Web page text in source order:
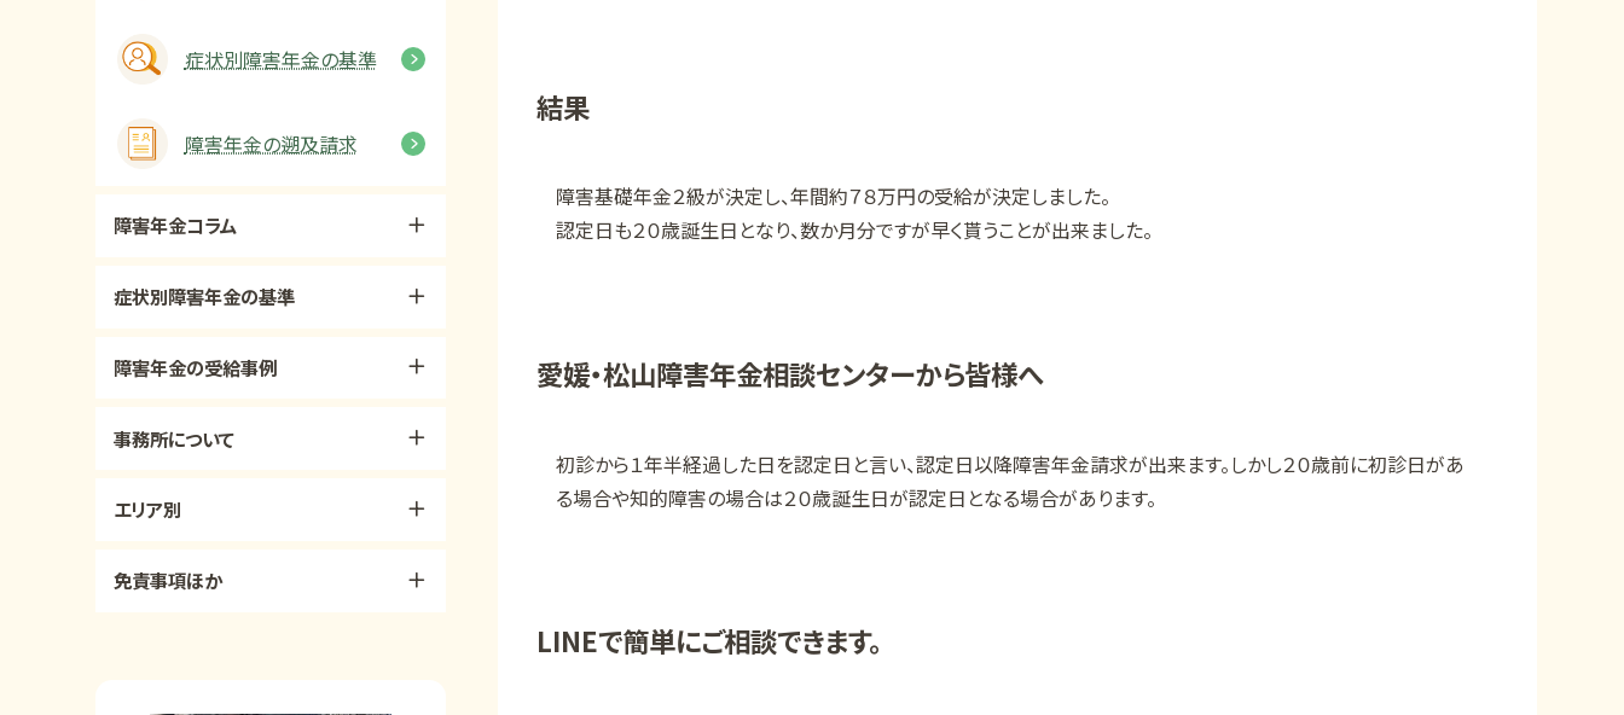
結果
障害基礎年金２級が決定し、年間約７８万円の受給が決定しました。
認定日も２０歳誕生日となり、数か月分ですが早く貰うことが出来ました。
愛媛・松山障害年金相談センターから皆様へ
初診から１年半経過した日を認定日と言い、認定日以降障害年金請求が出来ます。しかし２０歳前に初診日があ
る場合や知的障害の場合は２０歳誕生日が認定日となる場合があります。
LINEで簡単にご相談できます。
症状別障害年金の基準
障害年金の遡及請求
障害年金コラム
症状別障害年金の基準
障害年金の受給事例
事務所について
エリア別
免責事項ほか